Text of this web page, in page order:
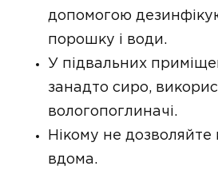
допомогою
порошку і води.
У підвальних
занадто сиро,
вологопоглиначі.
Нікому не дозволяйте
вдома.